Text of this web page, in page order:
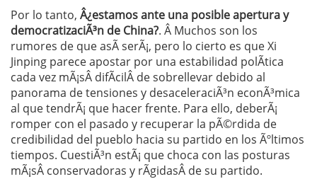
Por lo tanto, Â¿estamos ante una posible apertura y
democratizaciÃ³n de China?. Â Muchos son los
rumores de que asÃ­ serÃ¡, pero lo cierto es que Xi
Jinping parece apostar por una estabilidad polÃ­tica
cada vez mÃ¡sÂ difÃ­cilÂ de sobrellevar debido al
panorama de tensiones y desaceleraciÃ³n econÃ³mica
al que tendrÃ¡ que hacer frente. Para ello, deberÃ¡
romper con el pasado y recuperar la pÃ©rdida de
credibilidad del pueblo hacia su partido en los Ãºltimos
tiempos. CuestiÃ³n estÃ¡ que choca con las posturas
mÃ¡sÂ conservadoras y rÃ­gidasÂ de su partido.